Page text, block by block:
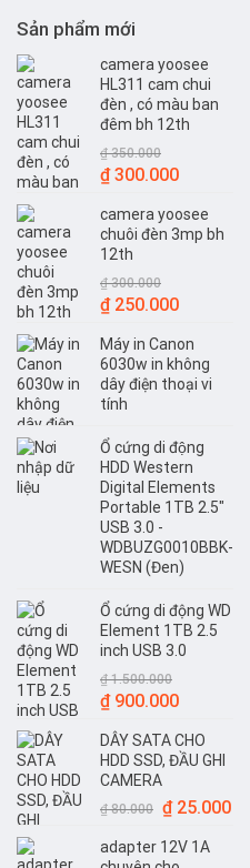
Sản phẩm mới
camera yoosee
HL311 cam chui
đèn , có màu ban
đêm bh 12th
₫350.000
Giá
là:
₫ 350.000.
₫300.000Giá
tại
là:
camera yoosee
chuôi đèn 3mp bh
12th
₫300.000
Giá
là:
₫ 300.000.
₫250.000Giá
tại
là:
₫ 250.000.
Máy in Canon
6030w in không
dây điện thoại vi
tính
Ổ cứng di động
HDD Western
Digital Elements
Portable 1TB 2.5"
USB 3.0 -
WDBUZG0010BBK-
WESN (Đen)
Ổ cứng di động WD
Element 1TB 2.5
inch USB 3.0
₫1.500.000
Giá
là:
₫ 1.500.000.
₫900.000Giá
tại
là:
DÂY SATA CHO
HDD SSD, ĐẦU GHI
CAMERA
₫80.000 Giá
là:
₫25.000Giá
adapter 12V 1A